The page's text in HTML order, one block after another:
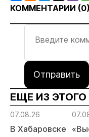
КОММЕНТАРИИ (0)
Отправить
ЕЩЕ ИЗ
07.08.26
В Хабаровске